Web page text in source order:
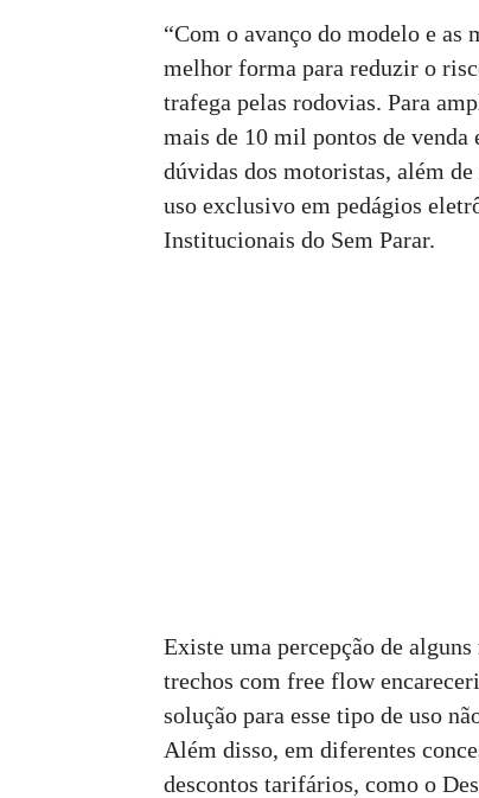
“Com o avanço do modelo e as
melhor forma para reduzir o
trafega pelas rodovias. Para
mais de 10 mil pontos de venda
dúvidas dos motoristas, além
uso exclusivo em pedágios
Institucionais do Sem Parar.
Existe uma percepção de
trechos com free flow
solução para esse tipo de uso
Além disso, em diferentes
descontos tarifários, como o